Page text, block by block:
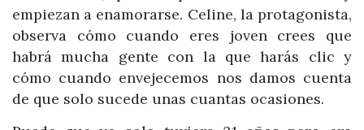
empiezan a enamorarse. Celine, la protagonista,
observa cómo cuando eres joven crees que
habrá mucha gente con la que harás clic y
cómo cuando envejecemos nos damos cuenta
de que solo sucede unas cuantas ocasiones.